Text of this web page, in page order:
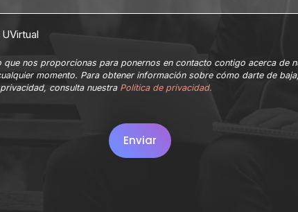
que nos proporcionas para ponernos en contacto contigo acerca de
momento. Para obtener información sobre cómo darte de
consulta nuestra Política de privacidad.